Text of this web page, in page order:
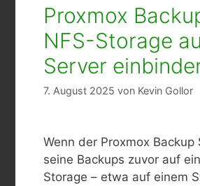
Proxmox
NFS-Storage
Server
7. August 2025 von Kevin Gollor
Wenn der Proxmox Backup
seine Backups zuvor auf
Storage – etwa auf einem